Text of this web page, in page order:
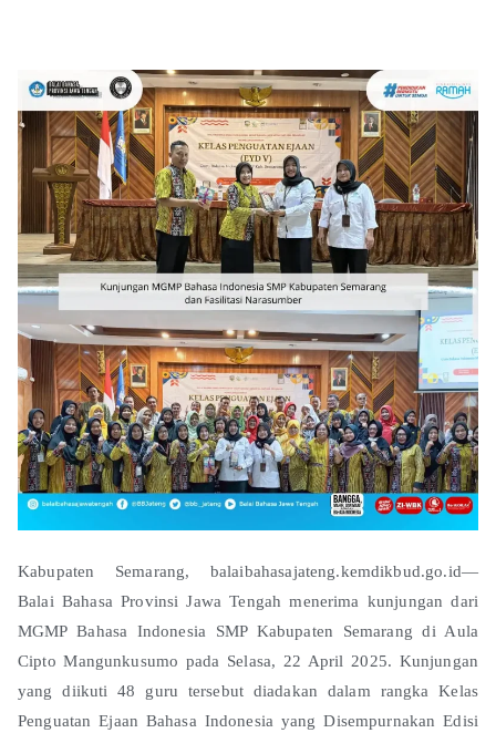
Kabupaten Semarang, balaibahasajateng.kemdikbud.go.id—
Balai Bahasa Provinsi Jawa Tengah menerima kunjungan dari
MGMP Bahasa Indonesia SMP Kabupaten Semarang di Aula
Cipto Mangunkusumo pada Selasa, 22 April 2025. Kunjungan
yang diikuti 48 guru tersebut diadakan dalam rangka Kelas
Penguatan Ejaan Bahasa Indonesia yang Disempurnakan Edisi